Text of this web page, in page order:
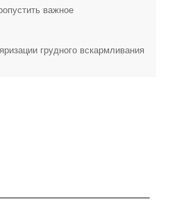
важное
грудного вскармливания